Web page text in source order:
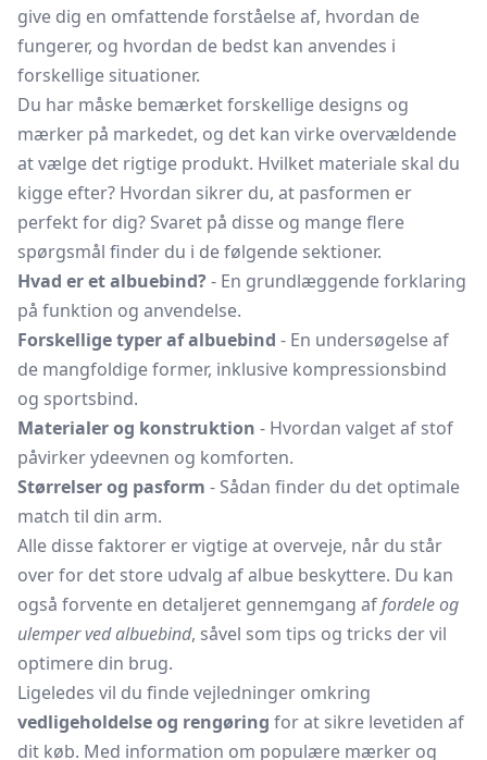
give dig en omfattende forståelse af, hvordan de
fungerer, og hvordan de bedst kan anvendes i
forskellige situationer.
Du har måske bemærket forskellige designs og
mærker på markedet, og det kan virke overvældende
at vælge det rigtige produkt. Hvilket materiale skal du
kigge efter? Hvordan sikrer du, at pasformen er
perfekt for dig? Svaret på disse og mange flere
spørgsmål finder du i de følgende sektioner.
Hvad er et albuebind?- En grundlæggende forklaring
på funktion og anvendelse.
Forskellige typer af albuebind - En undersøgelse af
de mangfoldige former, inklusive kompressionsbind
og sportsbind.
Materialer og konstruktion - Hvordan valget af stof
påvirker ydeevnen og komforten.
Størrelser og pasform - Sådan finder du det optimale
match til din arm.
Alle disse faktorer er vigtige at overveje, når du står
over for det store udvalg af albue beskyttere. Du kan
også forvente en detaljeret gennemgang affordele og
ulemper ved albuebind, såvel som tips og tricks der vil
optimere din brug.
Ligeledes vil du finde vejledninger omkring
vedligeholdelse og rengøring for at sikre levetiden af
dit køb. Med information om populære mærker og